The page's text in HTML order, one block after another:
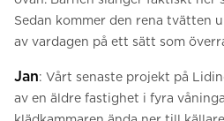
Sedan kommer den rena tvätten
av vardagen på ett sätt som
Jan: Vårt senaste projekt på
av en äldre fastighet i fyra